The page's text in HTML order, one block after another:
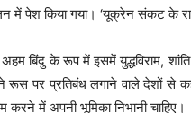
में पेश किया गया। ‘यूक्रेन संकट के
बिंदु के रूप में इसमें युद्धविराम,
रूस पर प्रतिबंध लगाने वाले देशों से
करने में अपनी भूमिका निभानी चाहिए।